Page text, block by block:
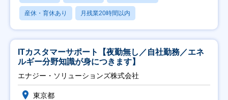
産休・育休あり 月残業20時間以内
ITカスタマーサポート【夜勤無し／自社勤務／エネ
ルギー分野知識が身につきます】
エナジー・ソリューションズ株式会社
東京都